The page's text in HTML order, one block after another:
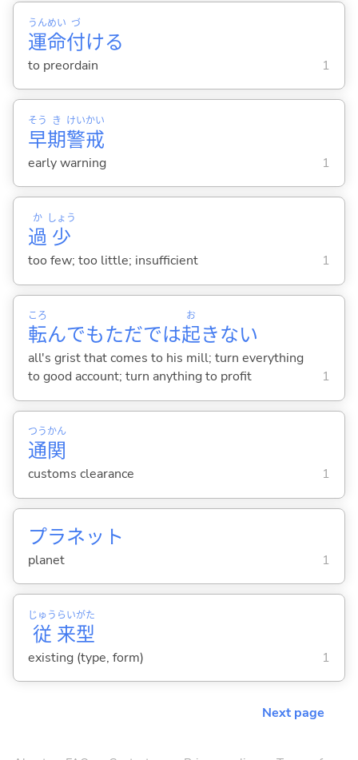
運
うん
命
めい
付
づ
ける
to preordain 1
早
そう
期
き
警
けい
戒
かい
early warning 1
過
か
少
しょう
too few; too little; insufficient 1
転
ころ
んでもただでは起
お
きない
all's grist that comes to his mill; turn everything
to good account; turn anything to profit
1
通
つう
関
かん
customs clearance 1
プラネット
planet 1
従
じゅう
来
らい
型
がた
existing (type, form) 1
Next page